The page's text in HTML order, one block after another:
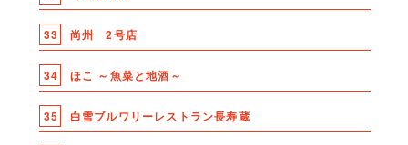
33 尚州 2号店
34 ほこ ～魚菜と地酒～
35 白雪ブルワリーレストラン長寿蔵